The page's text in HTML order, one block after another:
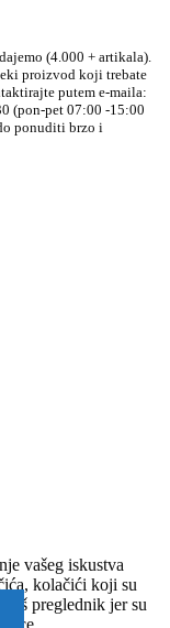
(4.000 + artikala).
proizvod koji trebate
putem e-maila:
(pon-pet 07:00 -15:00
ponuditi brzo i
vašeg iskustva
kolačići koji su
preglednik jer su